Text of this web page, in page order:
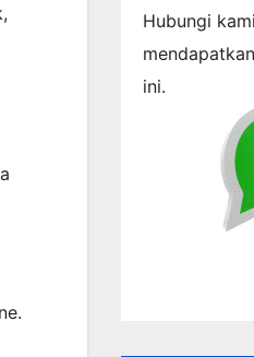
Hubungi
ini.